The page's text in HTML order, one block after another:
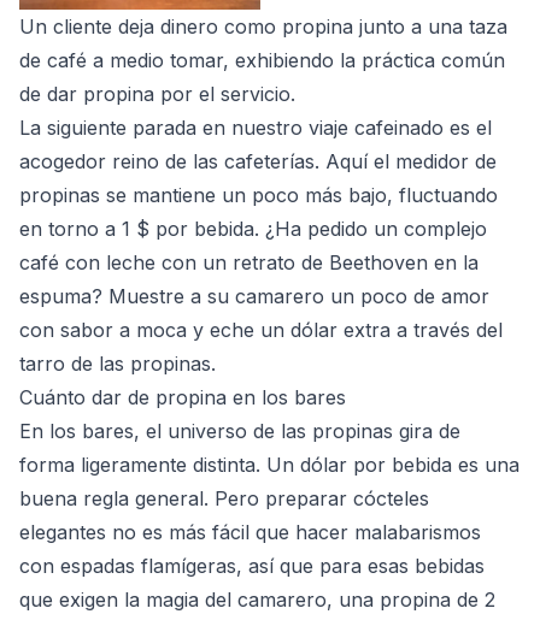
Un cliente deja dinero como propina junto a una taza
de café a medio tomar, exhibiendo la práctica común
de dar propina por el servicio.
La siguiente parada en nuestro viaje cafeinado es el
acogedor reino de las cafeterías. Aquí el medidor de
propinas se mantiene un poco más bajo, fluctuando
en torno a 1 $ por bebida. ¿Ha pedido un complejo
café con leche con un retrato de Beethoven en la
espuma? Muestre a su camarero un poco de amor
con sabor a moca y eche un dólar extra a través del
tarro de las propinas.
Cuánto dar de propina en los bares
En los bares, el universo de las propinas gira de
forma ligeramente distinta. Un dólar por bebida es una
buena regla general. Pero preparar cócteles
elegantes no es más fácil que hacer malabarismos
con espadas flamígeras, así que para esas bebidas
que exigen la magia del camarero, una propina de 2